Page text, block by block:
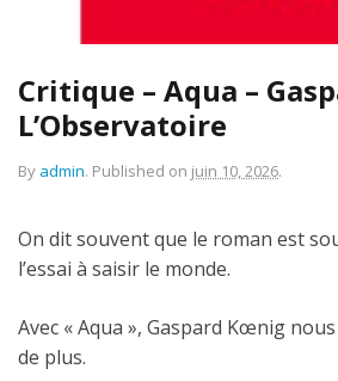
Critique – Aqua –
L’Observatoire
By admin. Published on juin 10, 2026.
On dit souvent que le roman est
l’essai à saisir le monde.
Avec « Aqua », Gaspard Kœnig
de plus.